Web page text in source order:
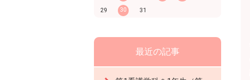
29
30 31
最近の記事